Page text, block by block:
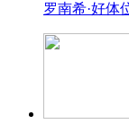
罗南希·好体